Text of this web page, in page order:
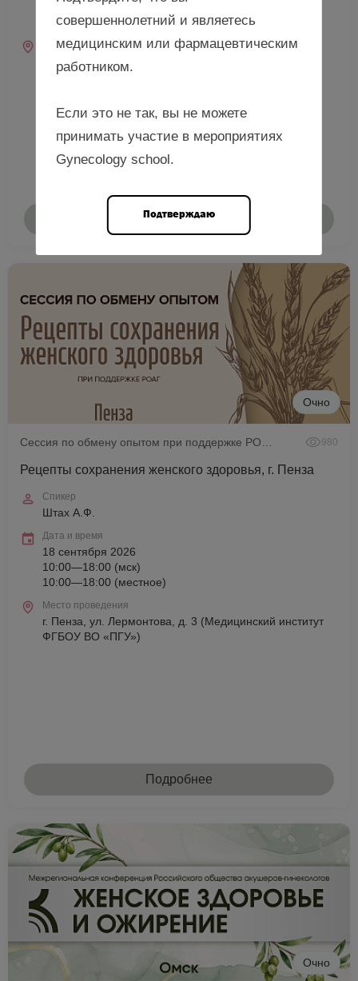
10:00—18:00 (мск)
10:00—18:00 (местное)
Место проведения
г. Москва, площадь Евразии, д. 2, Radisson
Slavyanskaya Hotel (гостиница «Рэдиссон
Подробнее
Очно
980
Рецепты сохранения женского здоровья, г. Пенза
Спикер
Штах А.Ф.
Дата и время
18 сентября 2026
10:00—18:00 (мск)
10:00—18:00 (местное)
Место проведения
г. Пенза, ул. Лермонтова, д. 3 (Медицинский институт
ФГБОУ ВО «ПГУ»)
Подробнее
Очно
совершеннолетний и являетесь
медицинским или фармацевтическим
работником.
Если это не так, вы не можете
принимать участие в мероприятиях
Gynecology school.
Подтверждаю